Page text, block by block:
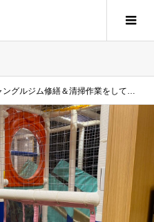
グルジム修繕＆清掃作業をしてまいりました！！